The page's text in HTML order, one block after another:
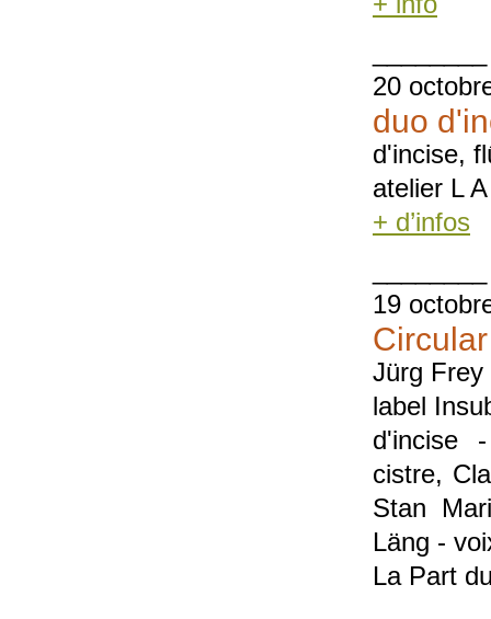
20
duo
d'incise,
atelier L
+ d’infos
19
Jürg Frey
label
d'incise
cistre,
Stan
Läng -
La Part